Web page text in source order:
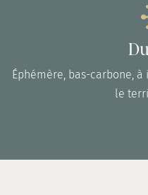
Éphémère, bas-carbone,
le